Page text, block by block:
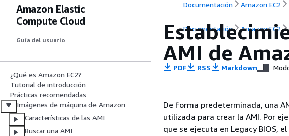
Amazon Elastic
Compute Cloud
Guía del usuario
¿Qué es Amazon EC2?
Tutorial de introducción
Prácticas recomendadas
Imágenes de máquina de Amazon
Características de las AMI
Buscar una AMI
Documentación Amazon EC2
Documentación Amazon EC2
AMI de
PDF RSS Markdown
De forma predeterminada, una
utilizada para crear la AMI. Por
que se ejecuta en Legacy BIOS,